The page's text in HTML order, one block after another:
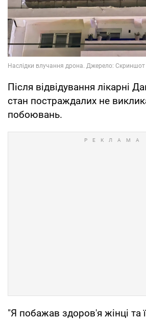
Після відвідування лікарні
стан постраждалих не
побоювань.
"Я побажав здоров'я жінці та